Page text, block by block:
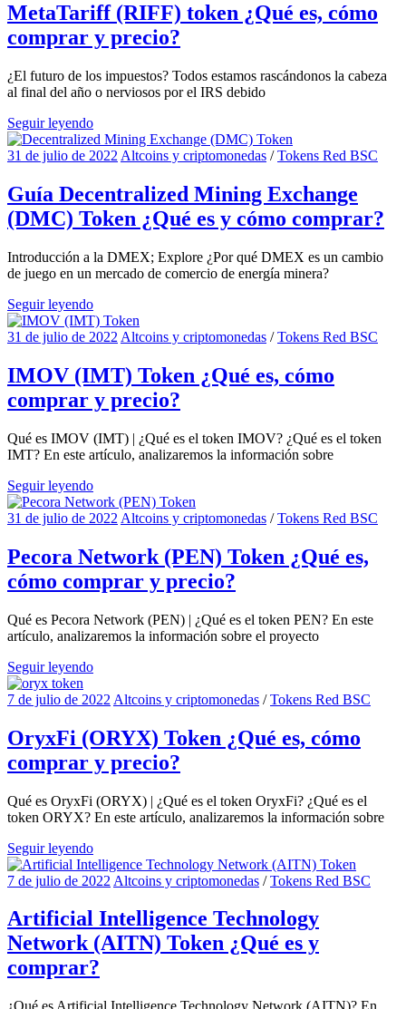
MetaTariff (RIFF) token ¿Qué es, cómo
comprar y precio?
¿El futuro de los impuestos? Todos estamos rascándonos la cabeza
al final del año o nerviosos por el IRS debido
Seguir leyendo
31 de julio de 2022 Altcoins y criptomonedas /Tokens Red BSC
Guía Decentralized Mining Exchange
(DMC) Token ¿Qué es y cómo comprar?
Introducción a la DMEX; Explore ¿Por qué DMEX es un cambio
de juego en un mercado de comercio de energía minera?
Seguir leyendo
31 de julio de 2022 Altcoins y criptomonedas /Tokens Red BSC
IMOV (IMT) Token ¿Qué es, cómo
comprar y precio?
Qué es IMOV (IMT) | ¿Qué es el token IMOV? ¿Qué es el token
IMT? En este artículo, analizaremos la información sobre
Seguir leyendo
31 de julio de 2022 Altcoins y criptomonedas /Tokens Red BSC
Pecora Network (PEN) Token ¿Qué es,
cómo comprar y precio?
Qué es Pecora Network (PEN) | ¿Qué es el token PEN? En este
artículo, analizaremos la información sobre el proyecto
Seguir leyendo
7 de julio de 2022 Altcoins y criptomonedas /Tokens Red BSC
OryxFi (ORYX) Token ¿Qué es, cómo
comprar y precio?
Qué es OryxFi (ORYX) | ¿Qué es el token OryxFi? ¿Qué es el
token ORYX? En este artículo, analizaremos la información sobre
Seguir leyendo
7 de julio de 2022 Altcoins y criptomonedas /Tokens Red BSC
Artificial Intelligence Technology
Network (AITN) Token ¿Qué es y
comprar?